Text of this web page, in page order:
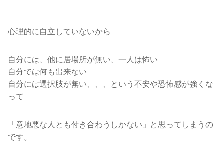
心理的に自立していないから
自分には、他に居場所が無い、一人は怖い
自分では何も出来ない
自分には選択肢が無い、、、という不安や恐怖感が強くな
って
「意地悪な人とも付き合わうしかない」と思ってしまうの
です。